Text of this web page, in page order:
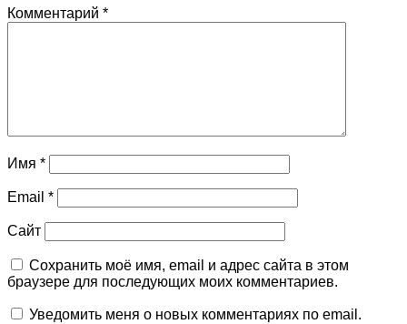
Комментарий *
Имя *
Email *
Сайт
Сохранить моё имя, email и адрес сайта в этом
браузере для последующих моих комментариев.
Уведомить меня о новых комментариях по email.